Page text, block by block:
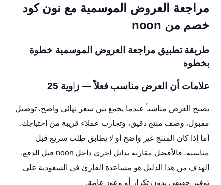
مراجعة العروض الموسمية مع نون كود
خصم من noon
طريقة تطبيق مراجعة العروض الموسمية خطوة
بخطوة
علامات أن العرض مناسب فعلاً — زاوية 25
يصبح العرض مناسباً عندما يجمع بين سعر نهائى واضح، توصيل
مقبول، وصف منتج دقيق، وتجارب عملاء قريبة من احتياجك.
أما إذا كان المنتج غير واضح أو لا يطابق طلب سريع قبل
مناسبة، فالأفضل مقارنة بدائل أخرى داخل noon قبل الدفع.
الهدف من هذا الدليل هو مساعدة القارئ فى السعودية على
توفير حقيقى بدون تكرار أو وعود عامة.